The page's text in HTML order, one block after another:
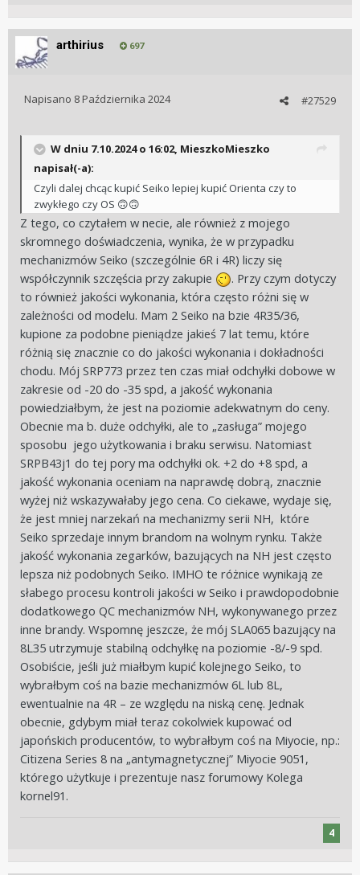
arthirius 697
#27529
Napisano 8 Października 2024
W dniu 7.10.2024 o 16:02, MieszkoMieszko
napisał(-a):
Czyli dalej chcąc kupić Seiko lepiej kupić Orienta czy to
zwykłego czy OS 🙃🙃
Z tego, co czytałem w necie, ale również z mojego
skromnego doświadczenia, wynika, że w przypadku
mechanizmów Seiko (szczególnie 6R i 4R) liczy się
współczynnik szczęścia przy zakupie
. Przy czym dotyczy
to również jakości wykonania, która często różni się w
zależności od modelu. Mam 2 Seiko na bzie 4R35/36,
kupione za podobne pieniądze jakieś 7 lat temu, które
różnią się znacznie co do jakości wykonania i dokładności
chodu. Mój SRP773 przez ten czas miał odchyłki dobowe w
zakresie od -20 do -35 spd, a jakość wykonania
powiedziałbym, że jest na poziomie adekwatnym do ceny.
Obecnie ma b. duże odchyłki, ale to „zasługa” mojego
sposobu jego użytkowania i braku serwisu. Natomiast
SRPB43j1 do tej pory ma odchyłki ok. +2 do +8 spd, a
jakość wykonania oceniam na naprawdę dobrą, znacznie
wyżej niż wskazywałaby jego cena. Co ciekawe, wydaje się,
że jest mniej narzekań na mechanizmy serii NH, które
Seiko sprzedaje innym brandom na wolnym rynku. Także
jakość wykonania zegarków, bazujących na NH jest często
lepsza niż podobnych Seiko. IMHO te różnice wynikają ze
słabego procesu kontroli jakości w Seiko i prawdopodobnie
dodatkowego QC mechanizmów NH, wykonywanego przez
inne brandy. Wspomnę jeszcze, że mój SLA065 bazujący na
8L35 utrzymuje stabilną odchyłkę na poziomie -8/-9 spd.
Osobiście, jeśli już miałbym kupić kolejnego Seiko, to
wybrałbym coś na bazie mechanizmów 6L lub 8L,
ewentualnie na 4R – ze względu na niską cenę. Jednak
obecnie, gdybym miał teraz cokolwiek kupować od
japońskich producentów, to wybrałbym coś na Miyocie, np.:
Citizena Series 8 na „antymagnetycznej” Miyocie 9051,
którego użytkuje i prezentuje nasz forumowy Kolega
kornel91.
4